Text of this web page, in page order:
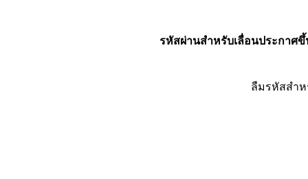
รหัสผ่านสำหรับเลื่อนประกาศขึ้
ลืมรหัสสำ